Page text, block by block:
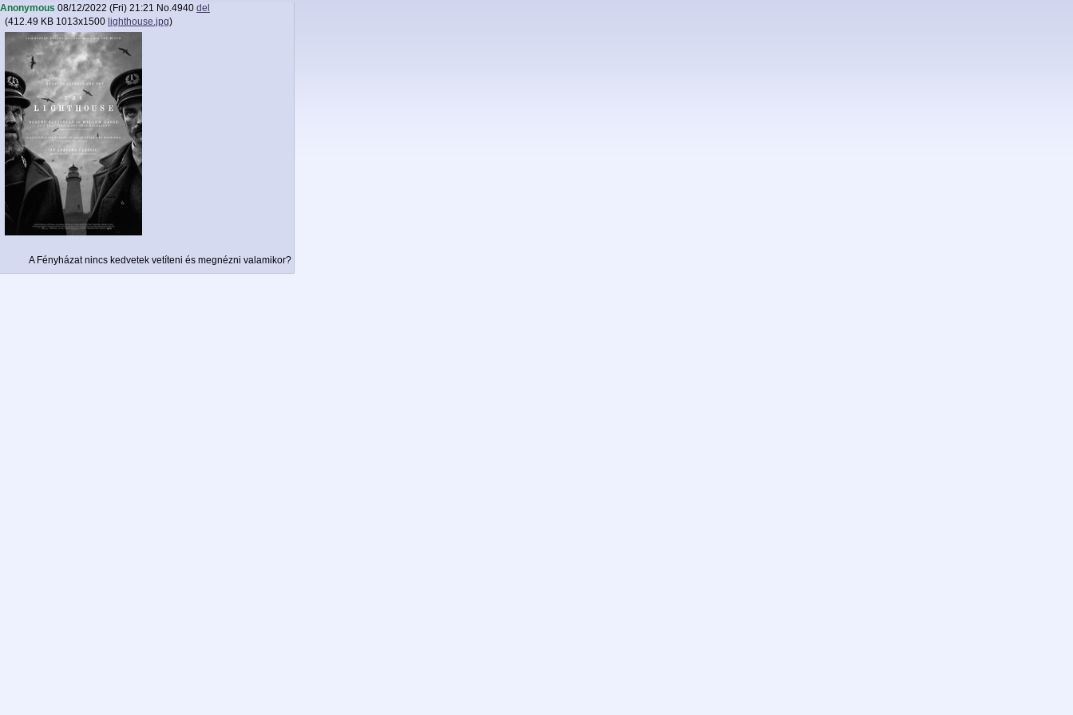
Anonymous 08/12/2022 (Fri) 21:21 No.4940 del
(412.49 KB 1013x1500 lighthouse.jpg)
A Fényházat nincs kedvetek vetíteni és megnézni valamikor?